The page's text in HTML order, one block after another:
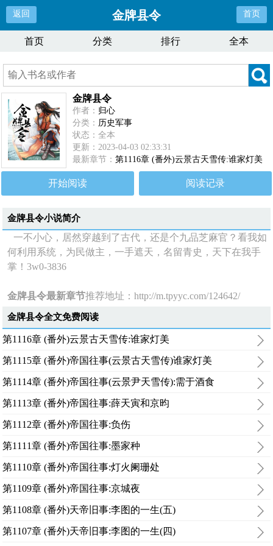
返回 金牌县令 首页
首页 分类 排行 全本
金牌县令
作者： 归心
分类： 历史军事
状态：全本
更新：2023-04-03 02:33:31
最新章节：第1116章 (番外)云景古天雪传:谁家灯美
开始阅读 阅读记录
金牌县令小说简介
一不小心，居然穿越到了古代，还是个九品芝麻官？看我如
何利用系统，为民做主，一手遮天，名留青史，天下在我手
掌！3w0-3836
金牌县令最新章节推荐地址：http://m.tpyyc.com/124642/
金牌县令全文免费阅读
第1116章 (番外)云景古天雪传:谁家灯美
第1115章 (番外)帝国往事(云景古天雪传)谁家灯美
第1114章 (番外)帝国往事(云景尹天雪传):需于酒食
第1113章 (番外)帝国往事:薛天寅和京昀
第1112章 (番外)帝国往事:负伤
第1111章 (番外)帝国往事:墨家种
第1110章 (番外)帝国往事:灯火阑珊处
第1109章 (番外)帝国往事:京城夜
第1108章 (番外)天帝旧事:李图的一生(五)
第1107章 (番外)天帝旧事:李图的一生(四)